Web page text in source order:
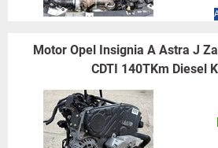
Motor Opel Insignia A Astra J
CDTI 140TKm Diesel